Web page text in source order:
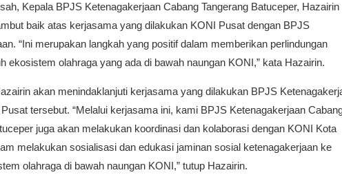
Kepala BPJS Ketenagakerjaan Cabang Tangerang Batuceper, Hazairin
baik atas kerjasama yang dilakukan KONI Pusat dengan BPJS
“Ini merupakan langkah yang positif dalam memberikan perlindungan
ekosistem olahraga yang ada di bawah naungan KONI,” kata Hazairin.
akan menindaklanjuti kerjasama yang dilakukan BPJS
tersebut. “Melalui kerjasama ini, kami BPJS Ketenagakerjaan
juga akan melakukan koordinasi dan kolaborasi dengan KONI Kota
melakukan sosialisasi dan edukasi jaminan sosial ketenagakerjaan ke
olahraga di bawah naungan KONI,” tutup Hazairin.